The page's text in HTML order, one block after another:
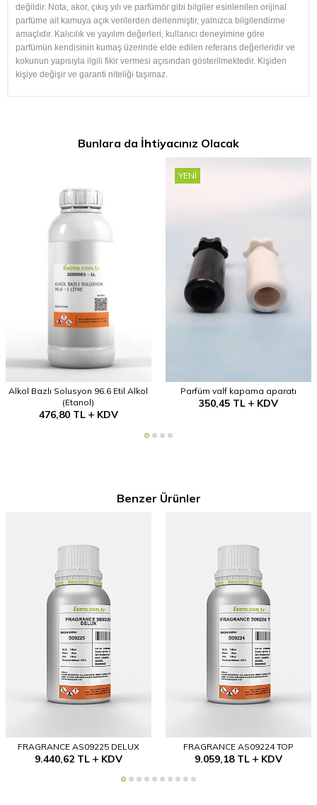
değildir. Nota, akor, çıkış yılı ve parfümör gibi bilgiler esinlenilen orijinal
parfüme ait kamuya açık verilerden derlenmiştir, yalnızca bilgilendirme
amaçlıdır. Kalıcılık ve yayılım değerleri, kullanıcı deneyimine göre
parfümün kendisinin kumaş üzerinde elde edilen referans değerleridir ve
kokunun yapısıyla ilgili fikir vermesi açısından gösterilmektedir. Kişiden
kişiye değişir ve garanti niteliği taşımaz.
Bunlara da İhtiyacınız Olacak
Alkol Bazlı Solusyon 96.6 Etil Alkol
(Etanol)
476,80TL KDV
YENI
Parfüm valf kapama aparatı
350,45 TL KDV
Benzer Ürünler
FRAGRANCE AS09225 DELUX
9.440,62TL KDV
FRAGRANCE AS09224 TOP
9.059,18TL KDV